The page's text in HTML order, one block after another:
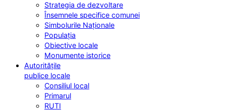
Strategia de dezvoltare
Însemnele specifice comunei
Simbolurile Naționale
Populația
Obiective locale
Monumente istorice
Autoritățile
publice locale
Consiliul local
Primarul
RUTI